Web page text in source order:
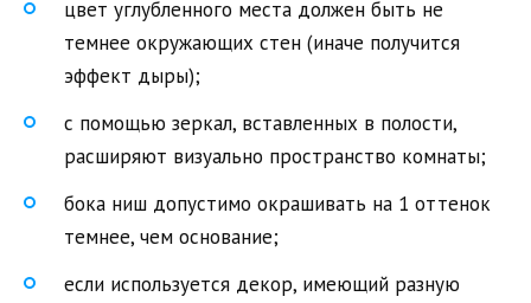
цвет углубленного места должен быть не
темнее окружающих стен (иначе получится
эффект дыры);
с помощью зеркал, вставленных в полости,
расширяют визуально пространство комнаты;
бока ниш допустимо окрашивать на 1 оттенок
темнее, чем основание;
если используется декор, имеющий разную